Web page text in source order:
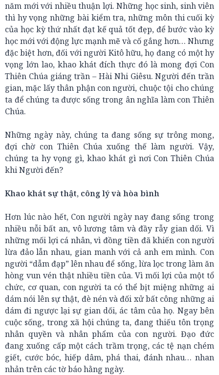
năm mới với nhiều thuận lợi. Những học sinh, sinh viên
thì hy vọng những bài kiểm tra, những môn thi cuối kỳ
của học kỳ thứ nhất đạt kế quả tốt đẹp, để bước vào kỳ
học mới với động lực mạnh mẽ và cố gắng hơn… Nhưng
đặc biệt hơn, đối với người Kitô hữu, họ đang có một hy
vọng lớn lao, khao khát đích thực đó là mong đợi Con
Thiên Chúa giáng trần – Hài Nhi Giêsu. Người đến trần
gian, mặc lấy thân phận con người, chuộc tội cho chúng
ta để chúng ta được sống trong ân nghĩa làm con Thiên
Chúa.
Những ngày này, chúng ta đang sống sự trông mong,
đợi chờ con Thiên Chúa xuống thế làm người. Vậy,
chúng ta hy vọng gì, khao khát gì nơi Con Thiên Chúa
khi Người đến?
Khao khát sự thật, công lý và hòa bình
Hơn lúc nào hết, Con người ngày nay đang sống trong
nhiều nỗi bất an, vô lương tâm và đầy rẫy gian dối. Vì
những mối lợi cá nhân, vì đồng tiền đã khiến con người
lừa đảo lẫn nhau, gian manh với cả anh em mình. Con
người “dẫm đạp” lên nhau để sống, lừa lọc trong làm ăn
hòng vun vén thật nhiều tiền của. Vì mối lợi của một tổ
chức, cơ quan, con người ta có thể bịt miệng những ai
dám nói lên sự thật, đè nén và đối xử bất công những ai
dám đi ngược lại sự gian dối, ác tâm của họ. Ngay bên
cuộc sống, trong xã hội chúng ta, đang thiếu tôn trọng
nhân quyền và nhân phẩm của con người. Đạo đức
đang xuống cấp một cách trầm trọng, các tệ nạn chém
giết, cước bóc, hiếp dâm, phá thai, đánh nhau… nhan
nhản trên các tờ báo hằng ngày.